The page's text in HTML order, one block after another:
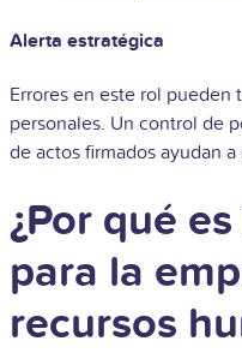
Alerta estratégica
Errores en este rol pueden
personales. Un control de
de actos firmados ayudan
¿Por qué
para la
recursos